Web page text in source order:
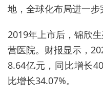
地，全球化布局进一步
2019年上市后，锦欣
营医院。财报显示，
8.64亿元，同比增长
比增长34.07%。